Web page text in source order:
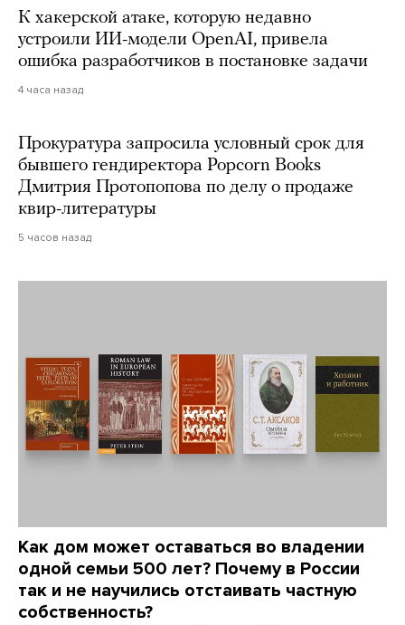
К хакерской атаке, которую недавно
устроили ИИ-модели OpenAI, привела
ошибка разработчиков в постановке задачи
4 часа назад
Прокуратура запросила условный срок для
бывшего гендиректора Popcorn Books
Дмитрия Протопопова по делу о продаже
квир-литературы
5 часов назад
Как дом может оставаться во владении
одной семьи 500 лет? Почему в России
так и не научились отстаивать частную
собственность?